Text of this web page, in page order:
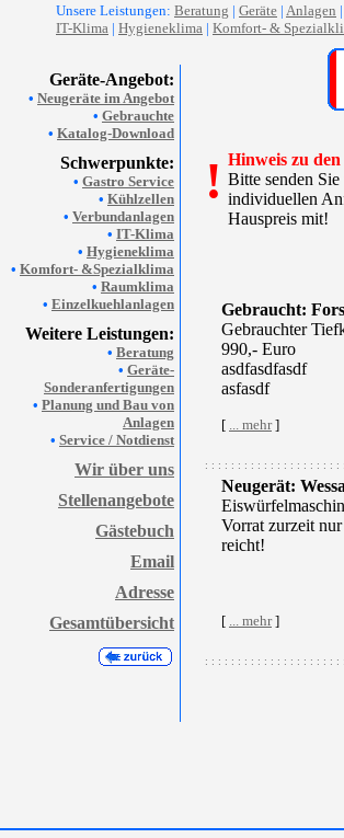
Unsere Leistungen: Beratung | Geräte | Anlagen |
IT-Klima | Hygieneklima | Komfort- &
Geräte-Angebot:
• Neugeräte im Angebot
• Gebrauchte
• Katalog-Download
Schwerpunkte:
• Gastro Service
• Kühlzellen
• Verbundanlagen
• IT-Klima
• Hygieneklima
• Komfort- &Spezialklima
• Raumklima
• Einzelkuehlanlagen
Weitere Leistungen:
• Beratung
• Geräte-
Sonderanfertigungen
• Planung und Bau von
Anlagen
• Service / Notdienst
Wir über uns
Stellenangebote
Gästebuch
Email
Adresse
Gesamtübersicht
! Hinweis zu den
Bitte senden
individuellen
Hauspreis mit!
Gebraucht:
Gebrauchter
990,- Euro
asdfasdfasdf
asfasdf
[ ... mehr]
: : : : : : : : : : : : : : : : : : : : :
Neugerät:
Vorrat zurzeit
reicht!
[ ... mehr]
: : : : : : : : : : : : : : : : : : : : :